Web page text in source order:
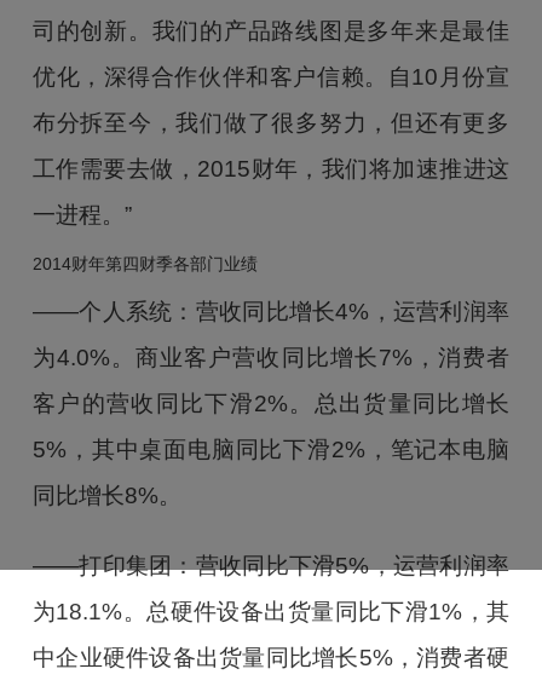
司的创新。我们的产品路线图是多年来是最佳
优化，深得合作伙伴和客户信赖。自10月份宣
布分拆至今，我们做了很多努力，但还有更多
工作需要去做，2015财年，我们将加速推进这
一进程。”
2014财年第四财季各部门业绩
——个人系统：营收同比增长4%，运营利润率
为4.0%。商业客户营收同比增长7%，消费者
客户的营收同比下滑2%。总出货量同比增长
5%，其中桌面电脑同比下滑2%，笔记本电脑
同比增长8%。
——打印集团：营收同比下滑5%，运营利润率
为18.1%。总硬件设备出货量同比下滑1%，其
中企业硬件设备出货量同比增长5%，消费者硬